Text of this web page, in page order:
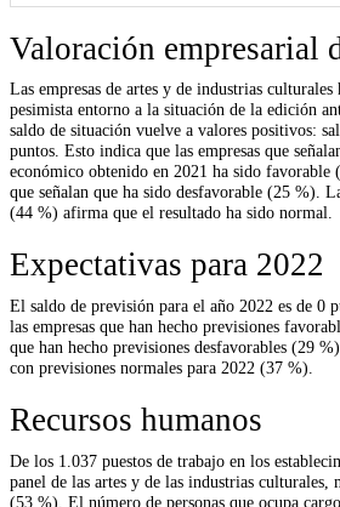
Valoración empresarial
Las empresas de artes y de industrias
pesimista entorno a la situación de la edición
saldo de situación vuelve a valores positivos:
puntos. Esto indica que las empresas que
económico obtenido en 2021 ha sido favorable
que señalan que ha sido desfavorable (25 %).
(44 %) afirma que el resultado ha sido normal.
Expectativas para 2022
El saldo de previsión para el año 2022 es de 0
las empresas que han hecho previsiones
que han hecho previsiones desfavorables (29
con previsiones normales para 2022 (37 %).
Recursos humanos
De los 1.037 puestos de trabajo en los
panel de las artes y de las industrias culturales,
(53 %). El número de personas que ocupa